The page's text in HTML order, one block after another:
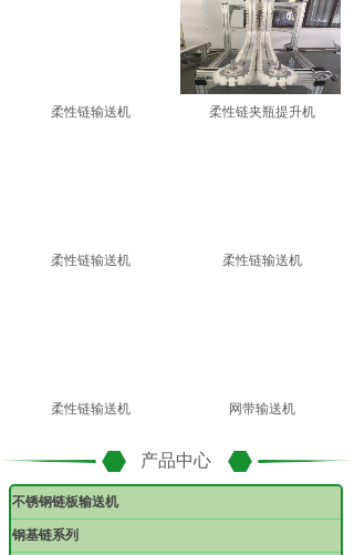
柔性链输送机 柔性链夹瓶提升机
柔性链输送机 柔性链输送机
柔性链输送机 网带输送机
产品中心
不锈钢链板输送机
钢基链系列